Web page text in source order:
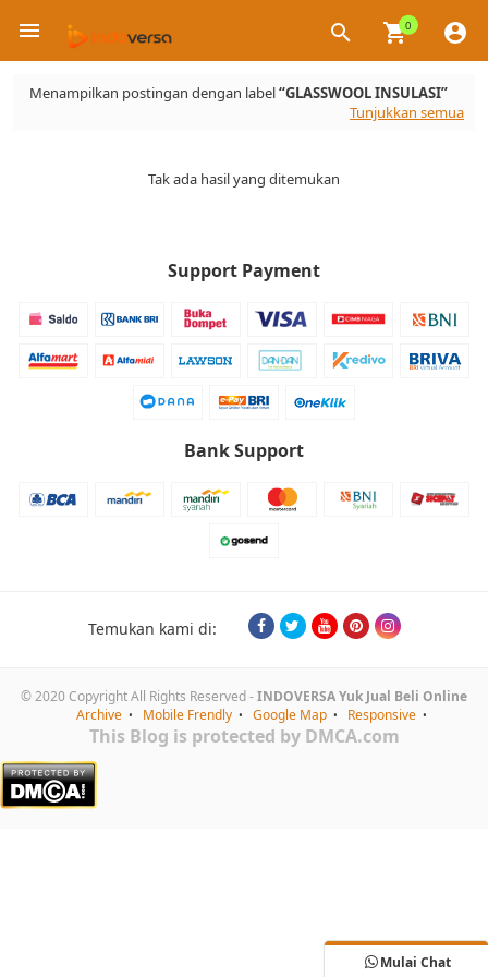
0
×
Menampilkan postingan dengan label GLASSWOOL INSULASI
Tunjukkan semua
Tak ada hasil yang ditemukan
Support Payment
Bank Support
Temukan kami di:
© 2020 Copyright All Rights Reserved -INDOVERSA Yuk Jual Beli Online
Archive
Mobile Frendly Google Map Responsive
This Blog is protected by DMCA.com
Mulai Chat